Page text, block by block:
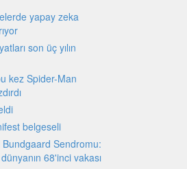
yapay zeka
son üç yılın
kez Spider-Man
belgeseli
Sendromu:
68'inci vakası